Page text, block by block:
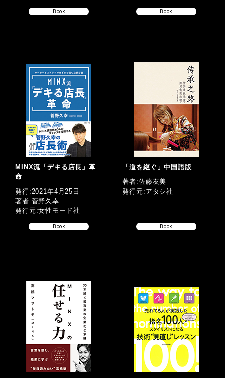
Book Book
MINX流「デキる店長」革
命
発行:2021年4月25日
著者:菅野久幸
発行元:女性モード社
Book
「道を継ぐ」中国語版
著者:佐藤友美
発行元:アタシ社
Book